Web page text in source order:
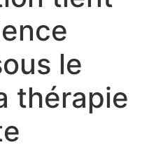
le
thérapie